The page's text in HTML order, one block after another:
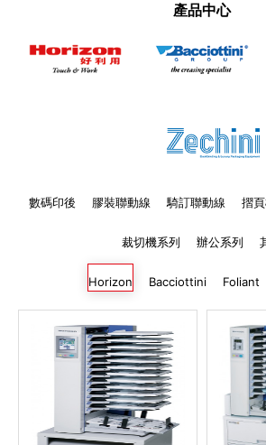
Zechini
新聞資訊
公司動態
代理商信息
聯繫我們
產品中心
數碼印後 膠裝聯動線 騎訂聯動線 摺
裁切機系列 辦公系列
Horizon Bacciottini Foliant